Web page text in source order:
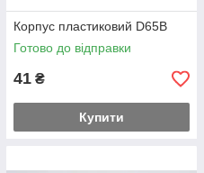
Корпус пластиковий D65B
Готово до відправки
41 ₴
Купити